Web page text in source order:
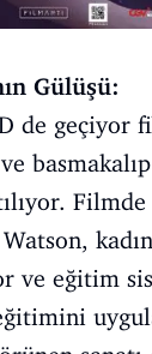
Gülüşü:
de geçiyor
ve eğitim